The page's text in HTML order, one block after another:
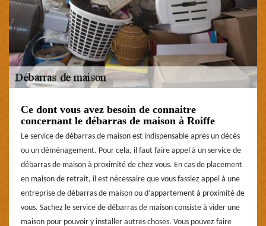
Ce dont vous avez besoin de connaitre
concernant le débarras de maison à Roiffe
Le service de débarras de maison est indispensable après un décès
ou un déménagement. Pour cela, il faut faire appel à un service de
débarras de maison à proximité de chez vous. En cas de placement
en maison de retrait, il est nécessaire que vous fassiez appel à une
entreprise de débarras de maison ou d’appartement à proximité de
vous. Sachez le service de débarras de maison consiste à vider une
maison pour pouvoir y installer autres choses. Vous pouvez faire